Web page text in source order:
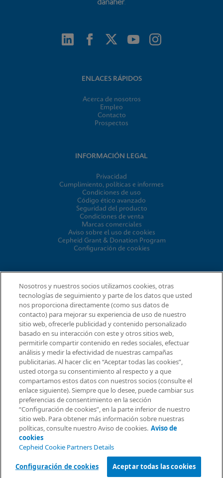
ENLACES RÁPIDOS
Acerca de nosotros
Empleo
Contacto
Prospectos
INFORMACIÓN LEGAL
Privacidad
Cumplimiento, políticas e informes
Condiciones de uso
Código ético avanzado
Seguridad del producto
Condiciones de venta
Marcas comerciales
Aviso sobre el uso de cookies
Cepheid Grant & Donation Program
Configuración de cookies
Acuerdo para el procesamiento de datos
Comunidad de socios
Términos y condiciones de seguridad de la información
© 2026 Cepheid. Cepheid®, el logotipo de Cepheid,
GeneXpert®, Xpert® e I-CORE® son marcas comerciales de
Cepheid, registradas en los EE. UU. y otros países.
Nosotros y nuestros socios utilizamos cookies, otras
tecnologías de seguimiento y parte de los datos que usted
nos proporciona directamente (como sus datos de
contacto) para mejorar su experiencia de uso de nuestro
sitio web, ofrecerle publicidad y contenido personalizado
basado en su interacción con este y otros sitios web,
permitirle compartir contenido en redes sociales, efectuar
análisis y medir la efectividad de nuestras campañas
publicitarias. Al hacer clic en “Aceptar todas las cookies”,
usted otorga su consentimiento al respecto y a que
compartamos estos datos con nuestros socios (consulte el
enlace siguiente). Siempre que lo desee, puede cambiar sus
preferencias de consentimiento en la sección
“Configuración de cookies”, en la parte inferior de nuestro
sitio web. Para obtener más información sobre nuestras
políticas, consulte nuestro Aviso de cookies. Aviso de
cookies
Cepheid Cookie Partners Details
Configuración de cookies Aceptar todas las cookies